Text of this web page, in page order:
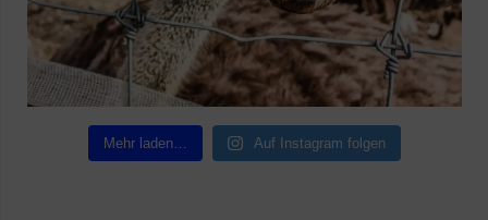
Mehr laden… Auf Instagram folgen